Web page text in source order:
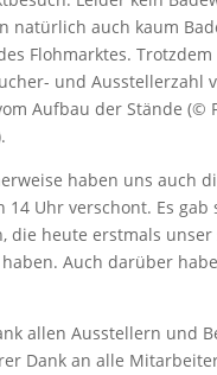
natürlich auch kaum
Flohmarktes.
und Ausstellerzahl
Aufbau der Stände (©
haben uns auch
14 Uhr verschont. Es gab
die heute erstmals unser
Auch darüber
allen Ausstellern und
Dank an alle